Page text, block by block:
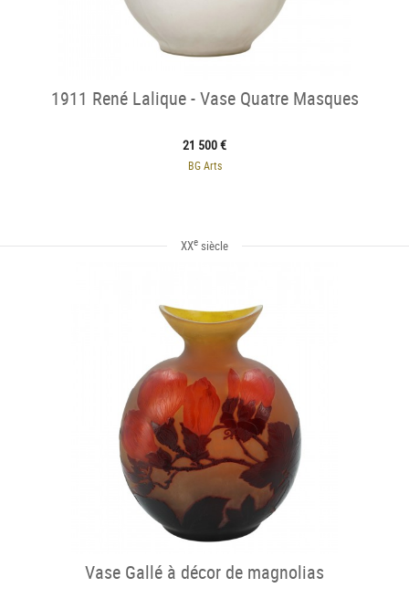
1911 René Lalique - Vase Quatre Masques
21 500 €
BG Arts
XXe siècle
Vase Gallé à décor de magnolias